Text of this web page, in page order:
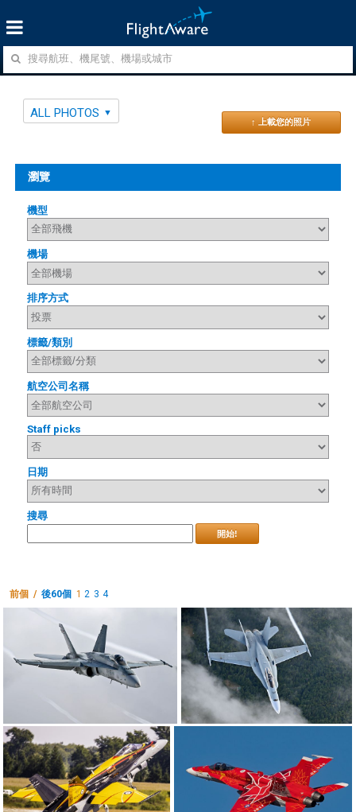
ALL PHOTOS
↑ 上載您的照片
瀏覽
機型
機場
排序方式
標籤/類別
航空公司名稱
Staff picks
日期
搜尋
開始!
前個 /後60個 1 2 3 4